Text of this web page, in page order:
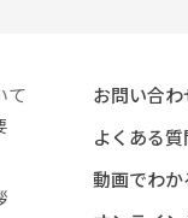
て
お問い合わ
よくある質
動画でわか